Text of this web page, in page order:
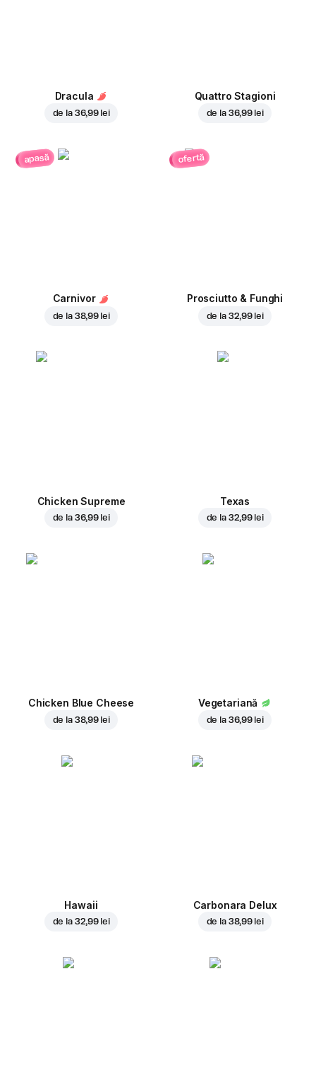
Dracula
de la 36,99 lei
Quattro Stagioni
de la 36,99 lei
apasă
Carnivor
de la 38,99 lei
ofertă
Prosciutto & Funghi
de la 32,99 lei
Chicken Supreme
de la 36,99 lei
Texas
de la 32,99 lei
Chicken Blue Cheese
de la 38,99 lei
Vegetariană
de la 36,99 lei
Hawaii
de la 32,99 lei
Carbonara Delux
de la 38,99 lei